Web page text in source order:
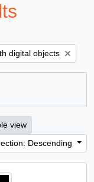
filter:
digital objects
view
Descending